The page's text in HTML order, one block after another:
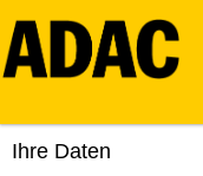
Ihre Daten